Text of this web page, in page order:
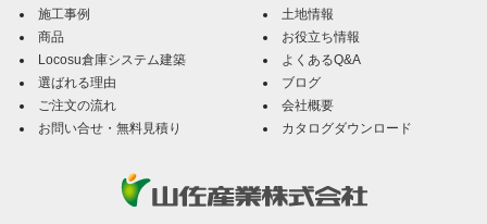
施工事例
商品
Locosu倉庫システム建築
選ばれる理由
ご注文の流れ
お問い合せ・無料見積り
土地情報
お役立ち情報
よくあるQ&A
ブログ
会社概要
カタログダウンロード